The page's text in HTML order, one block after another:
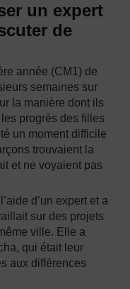
un expert
de
année (CM1) de
semaines sur
la manière dont ils
progrès des filles
un moment difficile
trouvaient la
et ne voyaient pas
d’un expert et a
sur des projets
ville. Elle a
qui était leur
aux différences